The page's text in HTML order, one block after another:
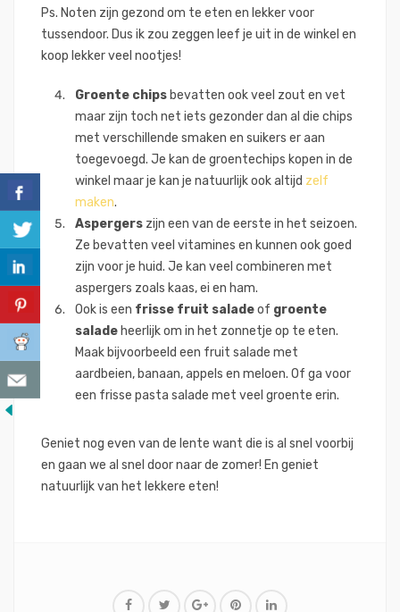
Ps. Noten zijn gezond om te eten en lekker voor
tussendoor. Dus ik zou zeggen leef je uit in de winkel en
koop lekker veel nootjes!
Groente chips bevatten ook veel zout en vet
maar zijn toch net iets gezonder dan al die chips
met verschillende smaken en suikers er aan
toegevoegd. Je kan de groentechips kopen in de
winkel maar je kan je natuurlijk ook altijd zelf
maken.
Aspergers zijn een van de eerste in het seizoen.
Ze bevatten veel vitamines en kunnen ook goed
zijn voor je huid. Je kan veel combineren met
aspergers zoals kaas, ei en ham.
Ook is een frisse fruit saladeof groente
salade heerlijk om in het zonnetje op te eten.
Maak bijvoorbeeld een fruit salade met
aardbeien, banaan, appels en meloen. Of ga voor
een frisse pasta salade met veel groente erin.
Geniet nog even van de lente want die is al snel voorbij
en gaan we al snel door naar de zomer! En geniet
natuurlijk van het lekkere eten!